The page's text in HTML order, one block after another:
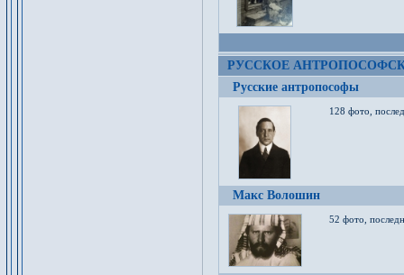
РУССКОЕ
Русские антропософы
128 фото,
Макс Волошин
52 фото,